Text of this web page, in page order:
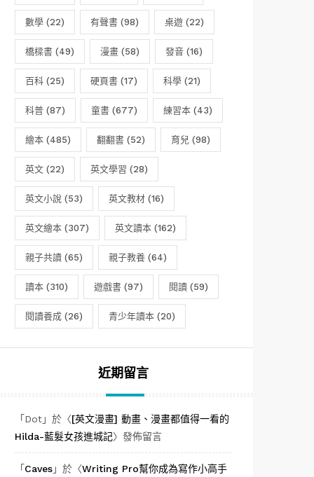
數學 (22) 有聲書 (98) 桌遊 (22)
橋樑書 (49) 漫畫 (58) 發音 (16)
百科 (25) 硬頁書 (17) 科學 (21)
科普 (87) 童書 (677) 練習本 (43)
繪本 (485) 翻翻書 (52) 育兒 (98)
英文 (22) 英文學習 (28)
英文小說 (53) 英文教材 (16)
英文繪本 (307) 英文讀本 (162)
親子共讀 (65) 親子教養 (64)
讀本 (310) 遊戲書 (97) 閱讀 (59)
閱讀養成 (26) 青少年讀本 (20)
近期留言
「 Dot」於〈[英文漫畫] 動畫、漫畫都值得一看的
Hilda-藍髮女孩進城記〉發佈留言
「 Caves」於〈Writing Pro幫你成為寫作小高手